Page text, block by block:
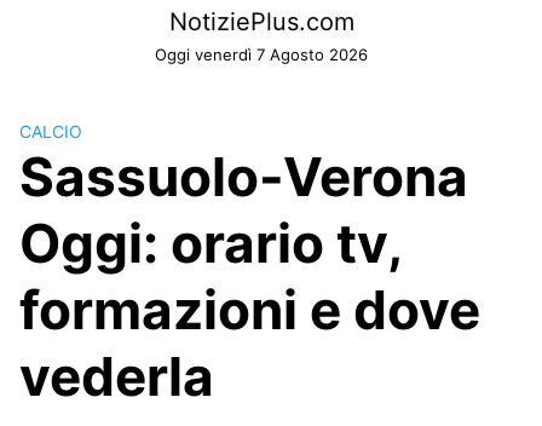
NotiziePlus.com
Oggi venerdì 7 Agosto 2026
CALCIO
Sassuolo-Verona
Oggi: orario tv,
formazioni e dove
vederla